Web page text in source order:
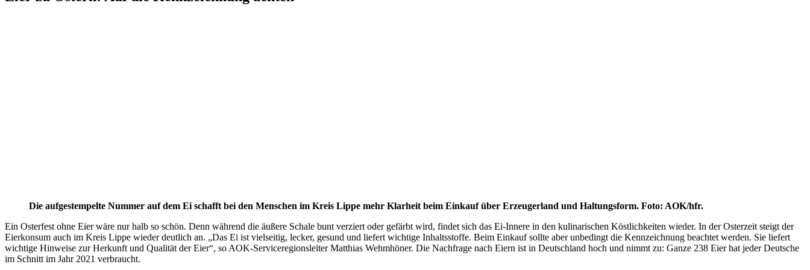
Die aufgestempelte Nummer auf dem Ei schafft bei den Menschen im Kreis Lippe mehr Klarheit beim Einkauf über Erzeugerland und Haltungsform. Foto: AOK/hfr.
Ein Osterfest ohne Eier wäre nur halb so schön. Denn während die äußere Schale bunt verziert oder gefärbt wird, findet sich das Ei-Innere in den kulinarischen Köstlichkeiten wieder. In der Osterzeit steigt der
Eierkonsum auch im Kreis Lippe wieder deutlich an. „Das Ei ist vielseitig, lecker, gesund und liefert wichtige Inhaltsstoffe. Beim Einkauf sollte aber unbedingt die Kennzeichnung beachtet werden. Sie liefert
wichtige Hinweise zur Herkunft und Qualität der Eier“, so AOK-Serviceregionsleiter Matthias Wehmhöner. Die Nachfrage nach Eiern ist in Deutschland hoch und nimmt zu: Ganze 238 Eier hat jeder Deutsche
im Schnitt im Jahr 2021 verbraucht.